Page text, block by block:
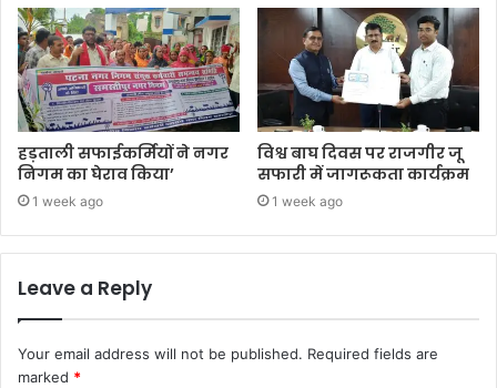
हड़ताली सफाईकर्मियों ने नगर
निगम का घेराव किया’
1 week ago
विश्व बाघ दिवस पर राजगीर जू
सफारी में जागरूकता कार्यक्रम
1 week ago
Leave a Reply
Your email address will not be published. Required fields are
marked *